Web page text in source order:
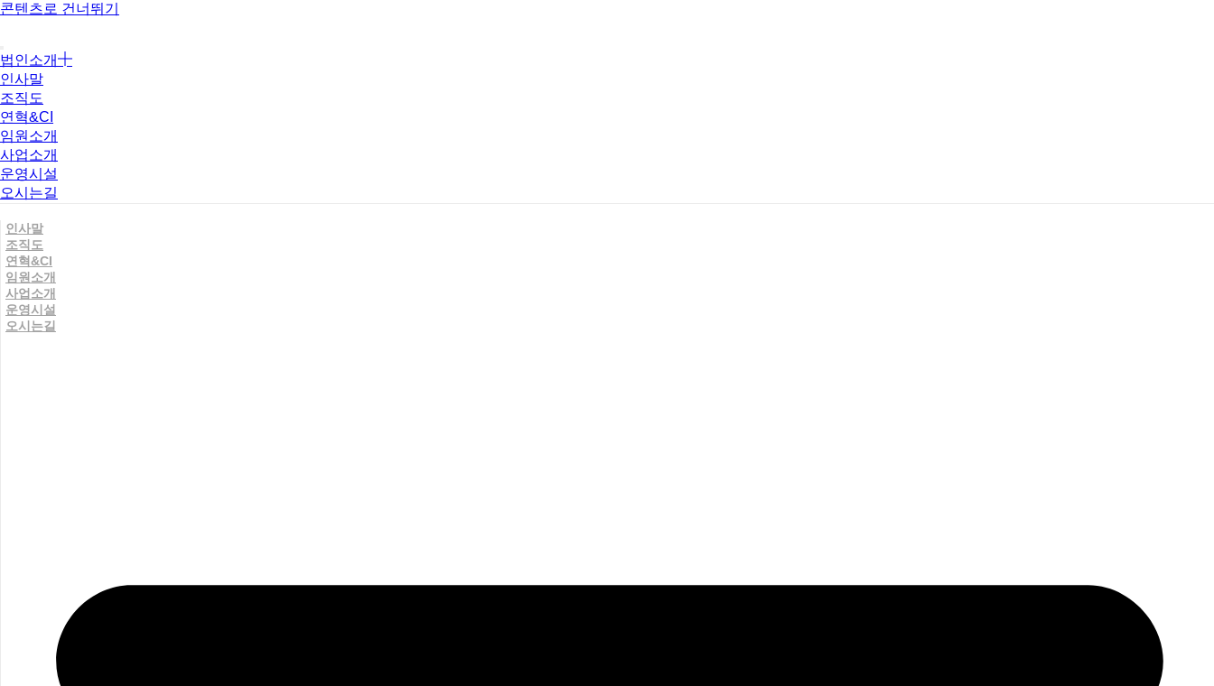
콘텐츠로 건너뛰기
법인소개
인사말
조직도
연혁&CI
임원소개
사업소개
운영시설
오시는길
인사말
조직도
연혁&CI
임원소개
사업소개
운영시설
오시는길